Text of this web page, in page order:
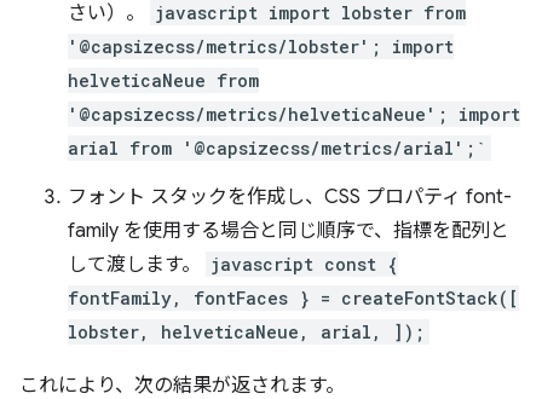
さい）。
javascript import lobster from
'@capsizecss/metrics/lobster'; import
helveticaNeue from
'@capsizecss/metrics/helveticaNeue'; import
arial from '@capsizecss/metrics/arial';`
フォント スタックを作成し、CSS プロパティ font-
family を使用する場合と同じ順序で、指標を配列と
して渡します。
javascript const {
fontFamily, fontFaces } = createFontStack([
lobster, helveticaNeue, arial, ]);
これにより、次の結果が返されます。